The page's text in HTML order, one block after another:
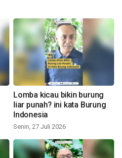
Lomba kicau bikin burung
liar punah? ini kata Burung
Indonesia
Senin, 27 Juli 2026